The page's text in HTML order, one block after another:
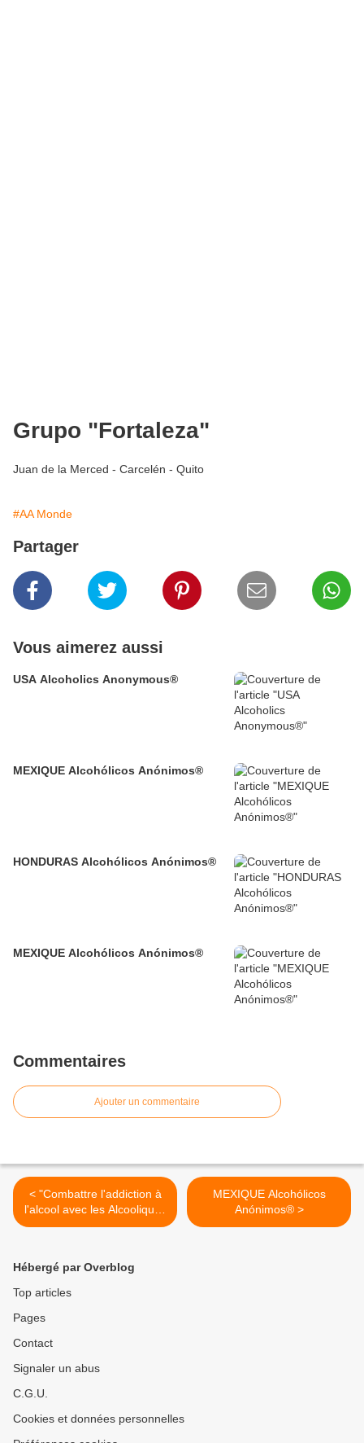
Grupo "Fortaleza"
Juan de la Merced - Carcelén - Quito
#AA Monde
Partager
Vous aimerez aussi
USA Alcoholics Anonymous®
MEXIQUE Alcohólicos Anónimos®
HONDURAS Alcohólicos Anónimos®
MEXIQUE Alcohólicos Anónimos®
Commentaires
Ajouter un commentaire
< "Combattre l'addiction à
l'alcool avec les Alcooliques
Anonymes"
MEXIQUE Alcohólicos
Anónimos® >
Hébergé par Overblog
Top articles
Pages
Contact
Signaler un abus
C.G.U.
Cookies et données personnelles